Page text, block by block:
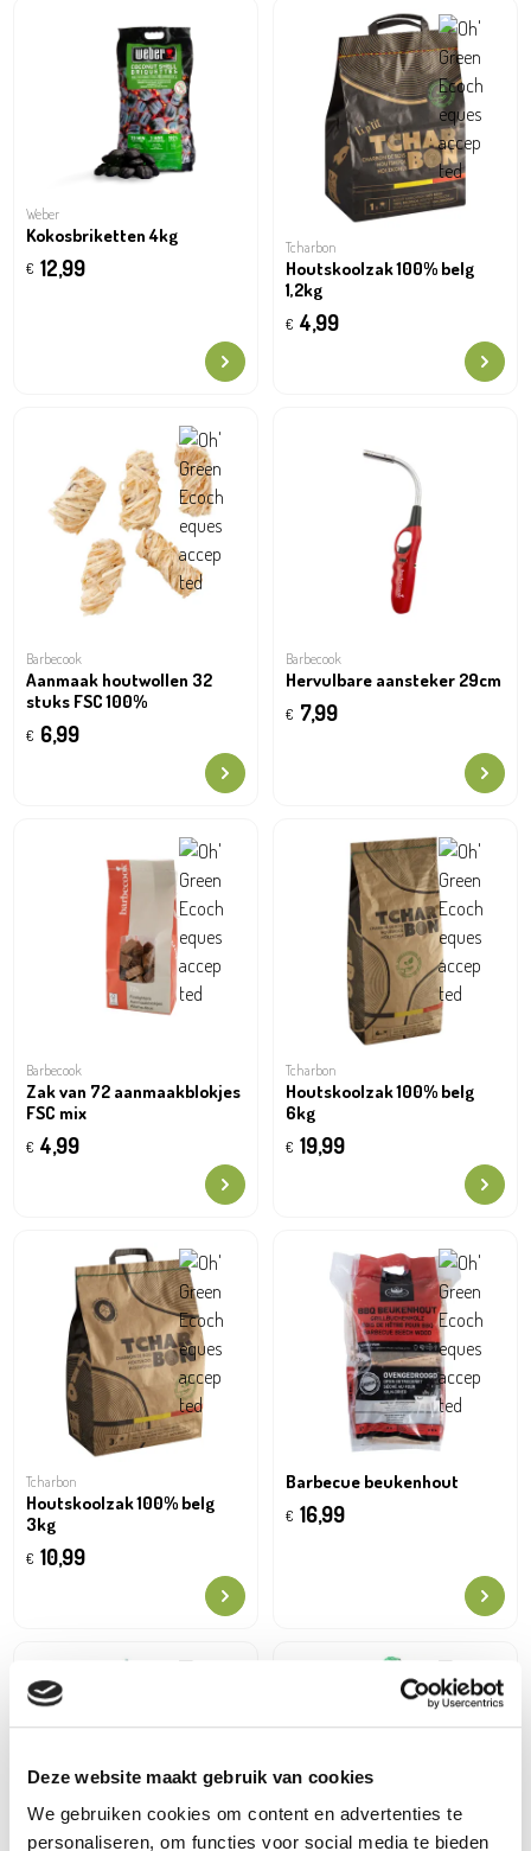
Deze website maakt gebruik van cookies
We gebruiken cookies om content en advertenties te
personaliseren, om functies voor social media te bieden
Weber
Kokosbriketten 4kg
€ 12,99
Tcharbon
Houtskoolzak 100% belg
1,2kg
€ 4,99
Barbecook
Aanmaak houtwollen 32
stuks FSC 100%
€ 6,99
Barbecook
Hervulbare aansteker 29cm
€ 7,99
Barbecook
Zak van 72 aanmaakblokjes
FSC mix
€ 4,99
Tcharbon
Houtskoolzak 100% belg
6kg
€ 19,99
Tcharbon
Houtskoolzak 100% belg
3kg
€ 10,99
Barbecue beukenhout
€ 16,99